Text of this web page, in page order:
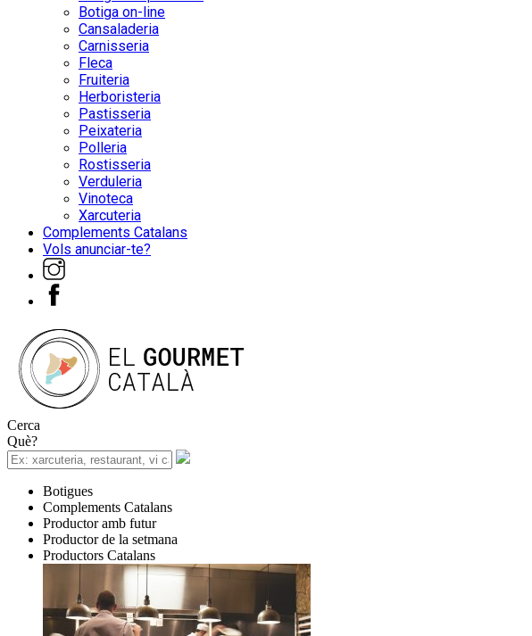
Botiga on-line
Cansaladeria
Carnisseria
Fleca
Fruiteria
Herboristeria
Pastisseria
Peixateria
Polleria
Rostisseria
Verduleria
Vinoteca
Xarcuteria
Complements Catalans
Vols anunciar-te?
Cerca
Què?
Botigues
Complements Catalans
Productor amb futur
Productor de la setmana
Productors Catalans